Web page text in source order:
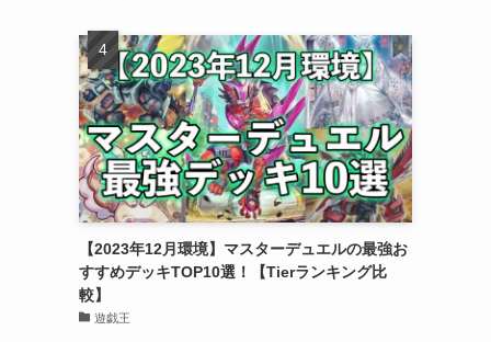
【2023年12月環境】マスターデュエルの最強お
すすめデッキTOP10選！【Tierランキング比
較】
遊戯王